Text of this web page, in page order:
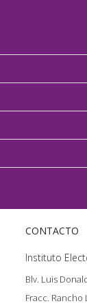
CONTACTO
Instituto
Blv. Luis
Fracc. Rancho